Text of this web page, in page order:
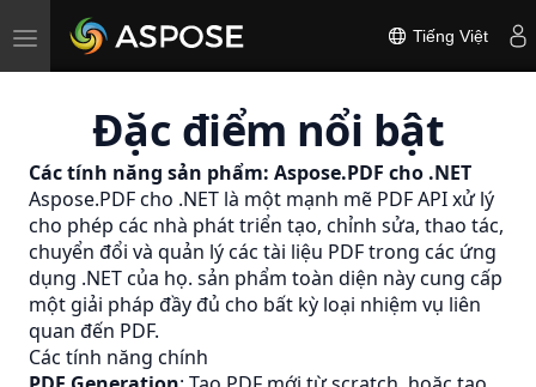
Toggle
navigation
Tiếng Việt
Đặc điểm nổi bật
Các tính năng sản phẩm: Aspose.PDF cho .NET
Aspose.PDF cho .NET là một mạnh mẽ PDFAPI xử lý
cho phép các nhà phát triển tạo, chỉnh sửa, thao tác,
chuyển đổi và quản lý các tài liệu PDF trong các ứng
dụng .NET của họ. sản phẩm toàn diện này cung cấp
một giải pháp đầy đủ cho bất kỳ loại nhiệm vụ liên
quan đến PDF.
Các tính năng chính